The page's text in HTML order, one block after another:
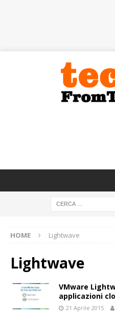
HOME Lightwave
Lightwave
VMware
applicazioni
21 Aprile 2015